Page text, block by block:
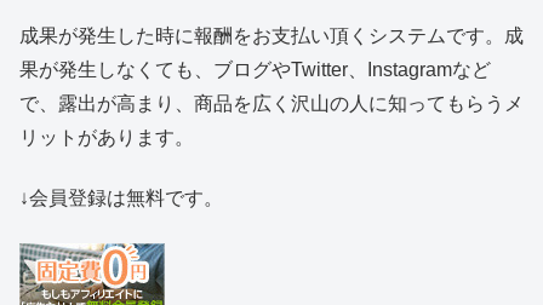
成果が発生した時に報酬をお支払い頂くシステムです。成
果が発生しなくても、ブログやTwitter、Instagramなど
で、露出が高まり、商品を広く沢山の人に知ってもらうメ
リットがあります。
↓会員登録は無料です。